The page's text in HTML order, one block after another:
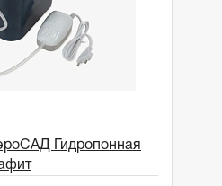
Гидропонная